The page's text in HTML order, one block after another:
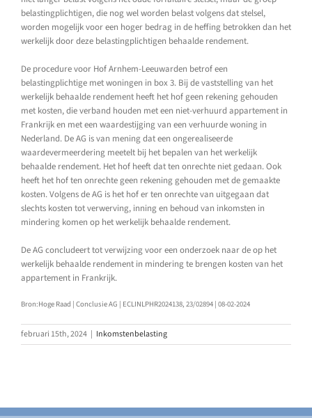
belastingplichtigen, die nog wel worden belast volgens dat stelsel,
worden mogelijk voor een hoger bedrag in de heffing betrokken dan het
werkelijk door deze belastingplichtigen behaalde rendement.
De procedure voor Hof Arnhem-Leeuwarden betrof een
belastingplichtige met woningen in box 3. Bij de vaststelling van het
werkelijk behaalde rendement heeft het hof geen rekening gehouden
met kosten, die verband houden met een niet-verhuurd appartement in
Frankrijk en met een waardestijging van een verhuurde woning in
Nederland. De AG is van mening dat een ongerealiseerde
waardevermeerdering meetelt bij het bepalen van het werkelijk
behaalde rendement. Het hof heeft dat ten onrechte niet gedaan. Ook
heeft het hof ten onrechte geen rekening gehouden met de gemaakte
kosten. Volgens de AG is het hof er ten onrechte van uitgegaan dat
slechts kosten tot verwerving, inning en behoud van inkomsten in
mindering komen op het werkelijk behaalde rendement.
De AG concludeert tot verwijzing voor een onderzoek naar de op het
werkelijk behaalde rendement in mindering te brengen kosten van het
appartement in Frankrijk.
Bron:Hoge Raad | Conclusie AG | ECLINLPHR2024138, 23/02894 | 08-02-2024
februari 15th, 2024 | Inkomstenbelasting